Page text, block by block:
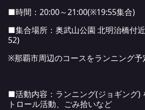
■時間：20:00～21:00(※19:55集合)
■集合場所：奥武山公園 北明治橋付
52)
※那覇市周辺のコースをランニング予
■活動内容：ランニング(ジョギング)
トロール活動、ごみ拾いなど